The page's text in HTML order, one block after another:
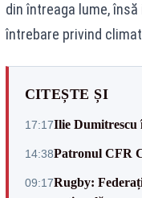
din întreaga lume,
întrebare privind
CITEȘTE ȘI
17:17Ilie Dumitrescu
14:38Patronul CFR
09:17Rugby: